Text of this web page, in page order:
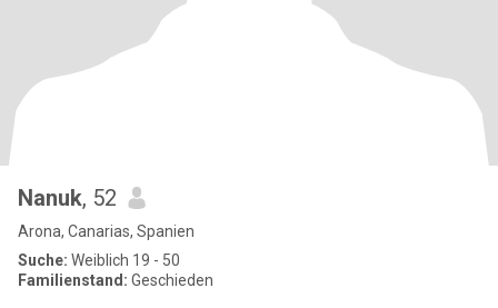
Nanuk, 52
Arona, Canarias, Spanien
Suche: Weiblich 19 - 50
Familienstand: Geschieden